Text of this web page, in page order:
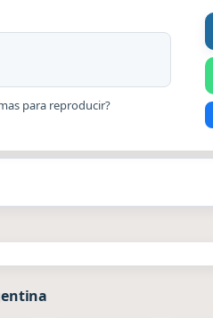
para reproducir?